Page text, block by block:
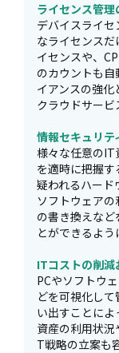
ライセンス管理
デバイスライ
なライセンス
イセンスや、
のカウントも
イアンスの強化
クラウドサービ
情報セキュリテ
様々な任意のIT
を適時に把握
疑われるハード
ソフトウェア
の書き換えな
とができるよう
ITコストの削減
PCやソフトウ
どを可視化し
い出すことに
資産の利用状
T戦略の立案も